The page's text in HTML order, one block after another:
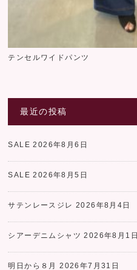
テンセルワイドパンツ
最近の投稿
SALE 2026年8月6日
SALE 2026年8月5日
サテンレースジレ 2026年8月4日
シアーデニムシャツ 2026年8月1日
明日から８月 2026年7月31日